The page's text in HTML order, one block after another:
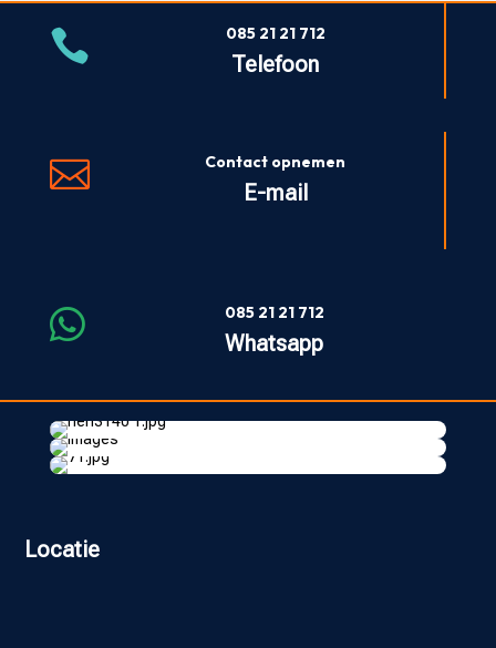
 085 21 21 712
Telefoon
 Contact opnemen
E-mail
 085 21 21 712
Whatsapp
Locatie